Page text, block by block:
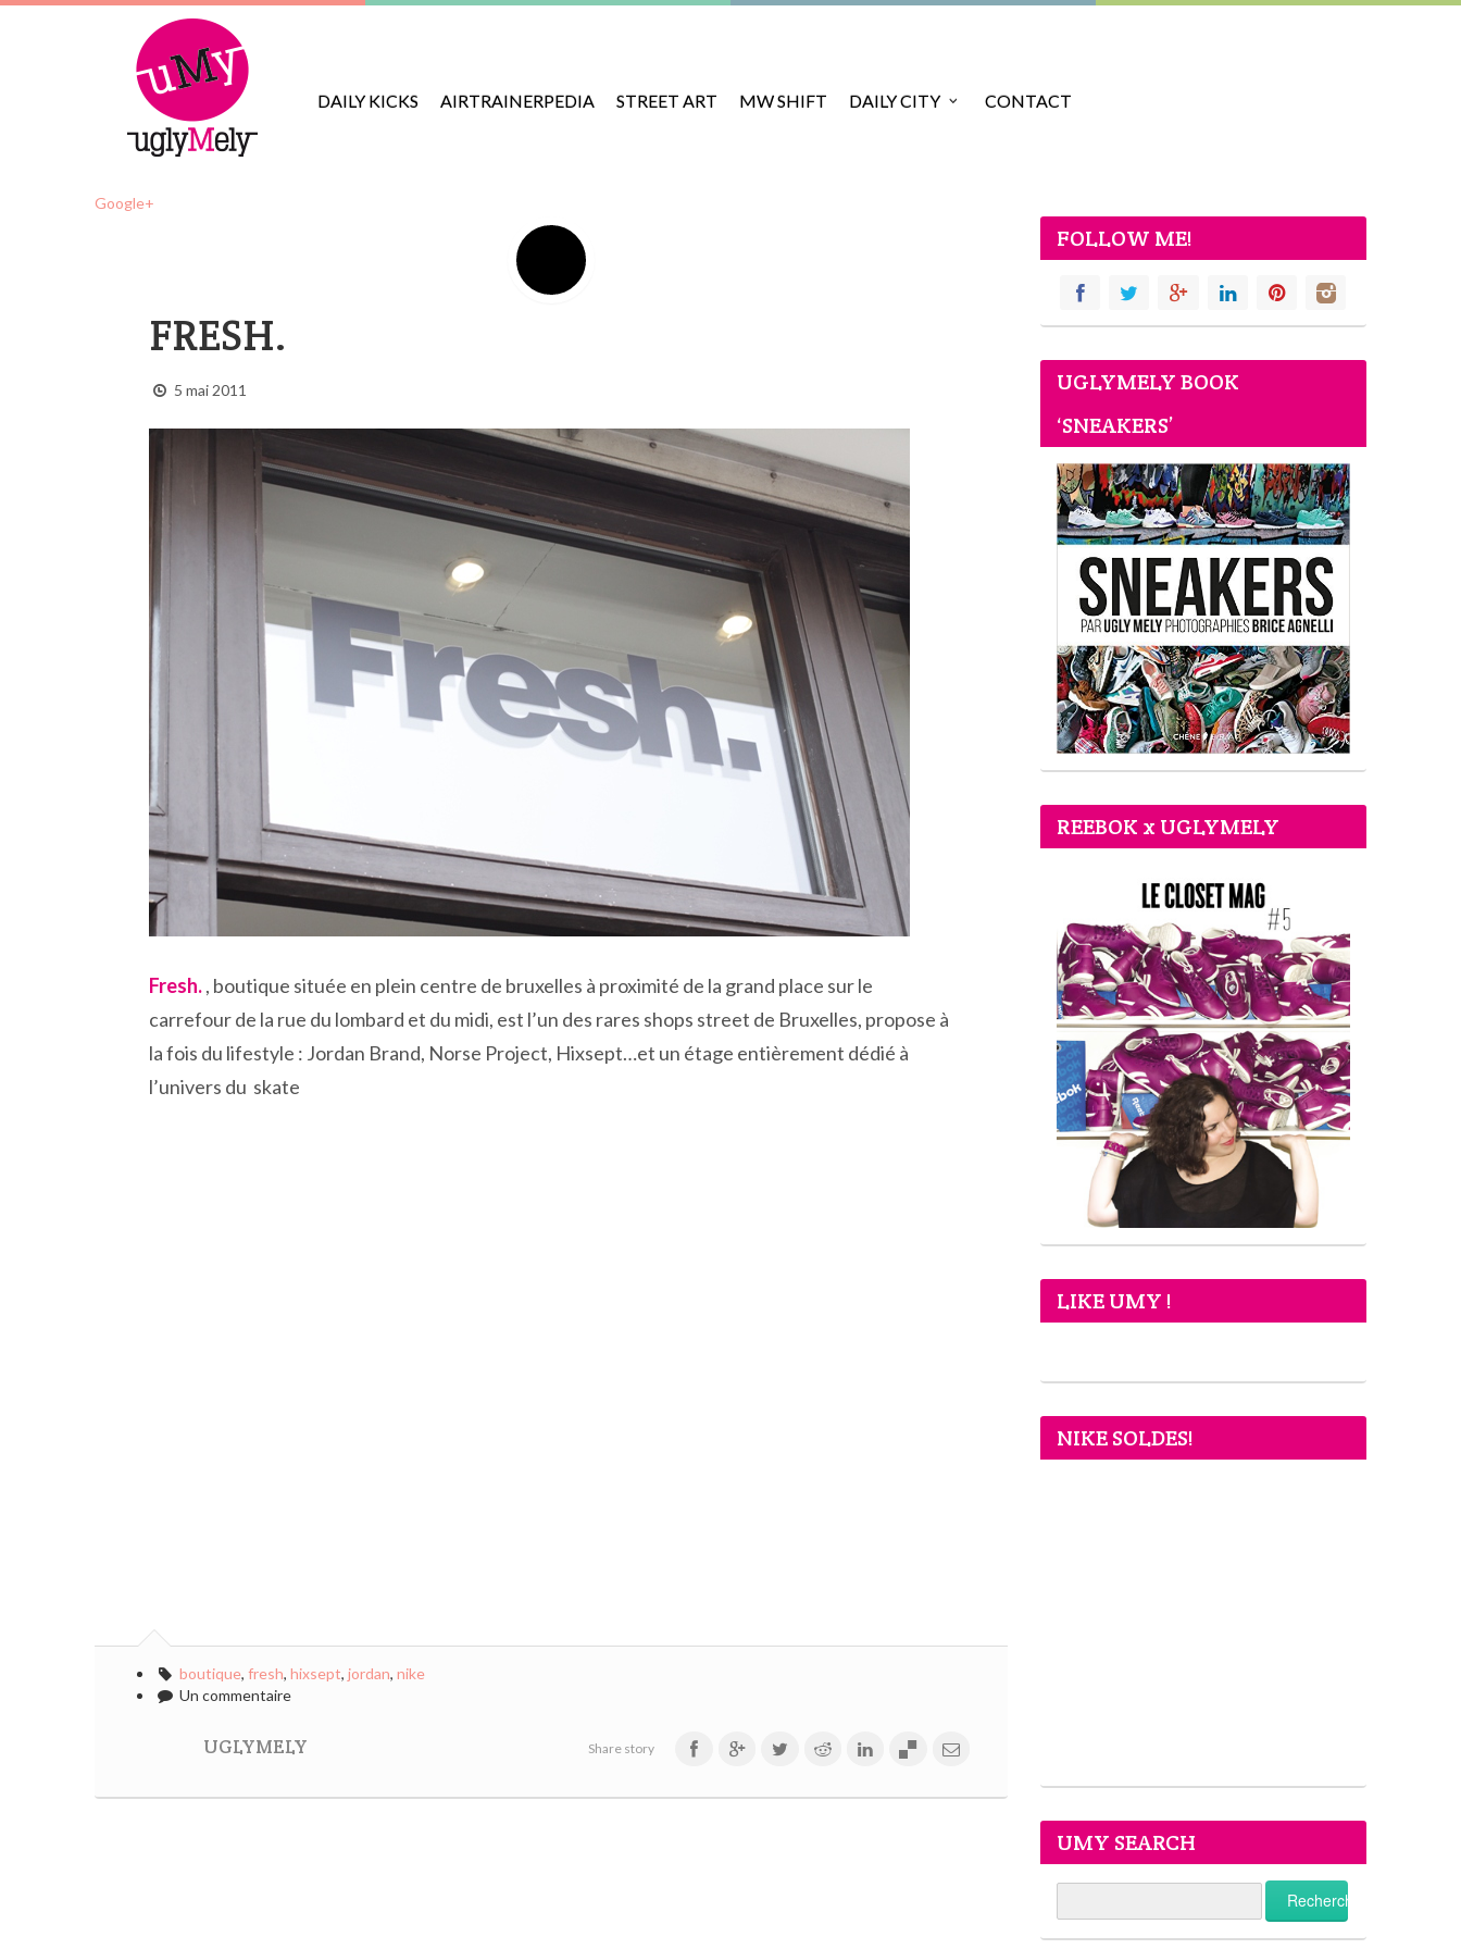
DAILY KICKS AIRTRAINERPEDIA STREET ART MW SHIFT DAILY CITY CONTACT
Google+
FRESH.
5 mai 2011
Fresh., boutique située en plein centre de bruxelles à proximité de la grand place sur le
carrefour de la rue du lombard et du midi, est l’un des rares shops street de Bruxelles, propose à
la fois du lifestyle : Jordan Brand, Norse Project, Hixsept…et un étage entièrement dédié à
l’univers du skate
boutique, fresh, hixsept, jordan, nike
Un commentaire
UGLYMELY Share story
FOLLOW ME!
UGLYMELY BOOK
‘SNEAKERS’
REEBOK x UGLYMELY
LIKE UMY !
NIKE SOLDES!
UMY SEARCH